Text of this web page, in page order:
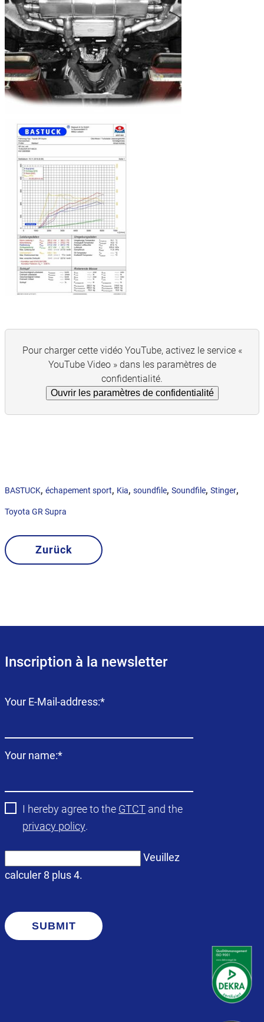
Pour charger cette vidéo YouTube, activez le service «
YouTube Video » dans les paramètres de
confidentialité.
Ouvrir les paramètres de confidentialité
BASTUCK, échapement sport, Kia, soundfile, Soundfile, Stinger,
Toyota GR Supra
Zurück
Inscription à la newsletter
Champ
Your E-Mail-address:*
Champ
Your name:*
I hereby agree to the GTCT and the
privacy policy.
Veuillez
calculer 8 plus 4.
SUBMIT